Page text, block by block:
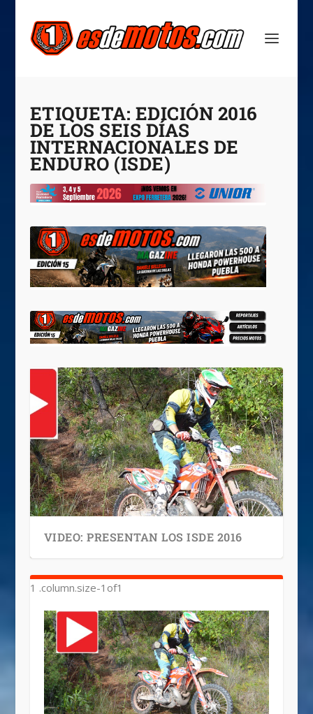
ETIQUETA: EDICIÓN 2016
DE LOS SEIS DÍAS
INTERNACIONALES DE
ENDURO (ISDE)
VIDEO: PRESENTAN LOS ISDE 2016